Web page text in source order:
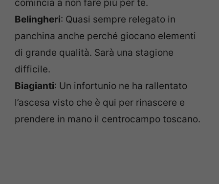
comincia a non fare più per te.
Belingheri: Quasi sempre relegato in
panchina anche perché giocano elementi
di grande qualità. Sarà una stagione
difficile.
Biagianti: Un infortunio ne ha rallentato
l’ascesa visto che è qui per rinascere e
prendere in mano il centrocampo toscano.